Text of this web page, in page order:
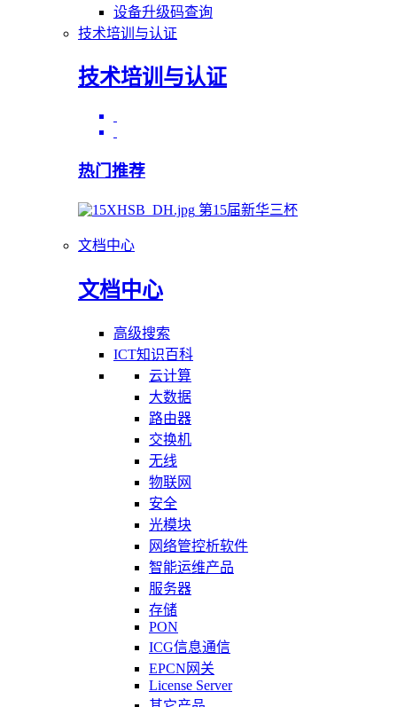
设备升级码查询
技术培训与认证
技术培训与认证
热门推荐
第15届新华三杯
文档中心
文档中心
高级搜索
ICT知识百科
云计算
大数据
路由器
交换机
无线
物联网
安全
光模块
网络管控析软件
智能运维产品
服务器
存储
PON
ICG信息通信
EPCN网关
License Server